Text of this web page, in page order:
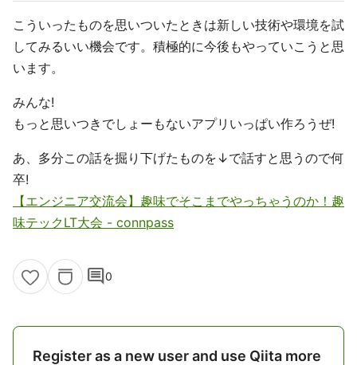
こういったものを思いついたときは新しい技術や環境を試
してみるいい機会です。積極的に今後もやっていこうと思
います。
みんな!
もっと思いつきでしょーもないアプリいっぱい作ろうぜ!
あ、多分この話を掘り下げたものを↓で話すと思うので何
卒!
【エンジニア交流会】趣味でそこまでやっちゃうのか！趣
味テックLT大会 - connpass
comment0
Register as a new user and use Qiita more